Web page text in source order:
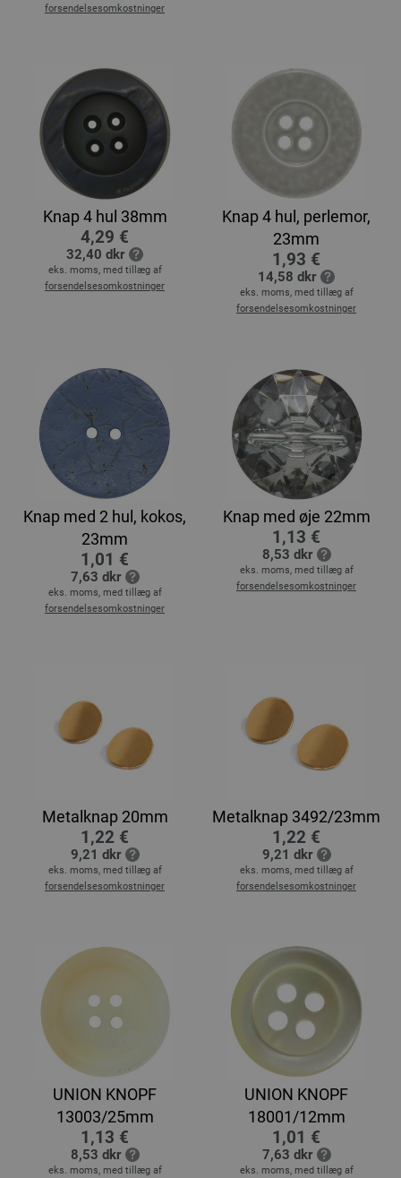
forsendelsesomkostninger
Knap 4 hul 38mm
4,29 €
32,40 dkr
eks. moms, med tillæg af
forsendelsesomkostninger
Knap 4 hul, perlemor,
23mm
1,93 €
14,58 dkr
eks. moms, med tillæg af
forsendelsesomkostninger
Knap med 2 hul, kokos,
23mm
1,01 €
7,63 dkr
eks. moms, med tillæg af
forsendelsesomkostninger
Knap med øje 22mm
1,13 €
8,53 dkr
eks. moms, med tillæg af
forsendelsesomkostninger
Metalknap 20mm
1,22 €
9,21 dkr
eks. moms, med tillæg af
forsendelsesomkostninger
Metalknap 3492/23mm
1,22 €
9,21 dkr
eks. moms, med tillæg af
forsendelsesomkostninger
UNION KNOPF
13003/25mm
1,13 €
8,53 dkr
eks. moms, med tillæg af
UNION KNOPF
18001/12mm
1,01 €
7,63 dkr
eks. moms, med tillæg af